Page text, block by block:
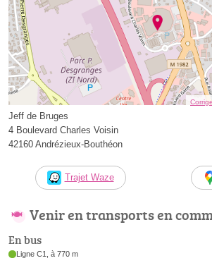
Jeff de Bruges
4 Boulevard Charles Voisin
42160 Andrézieux-Bouthéon
Trajet Waze
Venir en transports en
En bus
Ligne C1, à 770 m